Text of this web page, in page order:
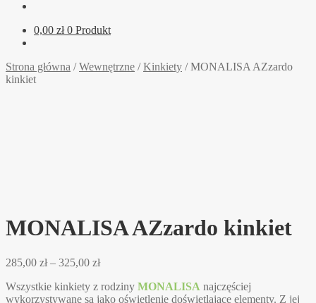
0,00 zł 0 Produkt
Strona główna /Wewnętrzne /Kinkiety /MONALISA AZzardo
kinkiet
MONALISA AZzardo kinkiet
285,00 zł – 325,00 złZakres
od
285,00 zł
Wszystkie kinkiety z rodziny MONALISA najczęściej
wykorzystywane są jako oświetlenie doświetlające elementy. Z jej